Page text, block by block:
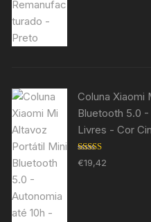
Coluna Xiaomi
Bluetooth 5.0
Livres - Cor
Avaliação
5.00de 5
€19,42